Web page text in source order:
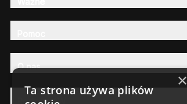
O nas
Rodzina AW
×
Ta strona używa plików